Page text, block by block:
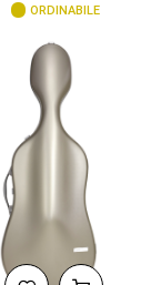
ORDINABILE